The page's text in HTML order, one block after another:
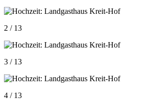
2 / 13
3 / 13
4 / 13